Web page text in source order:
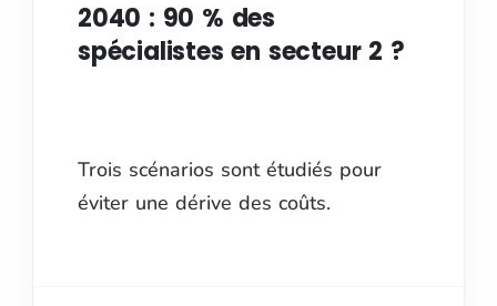
2040 : 90 % des
spécialistes en secteur 2 ?
Trois scénarios sont étudiés pour
éviter une dérive des coûts.